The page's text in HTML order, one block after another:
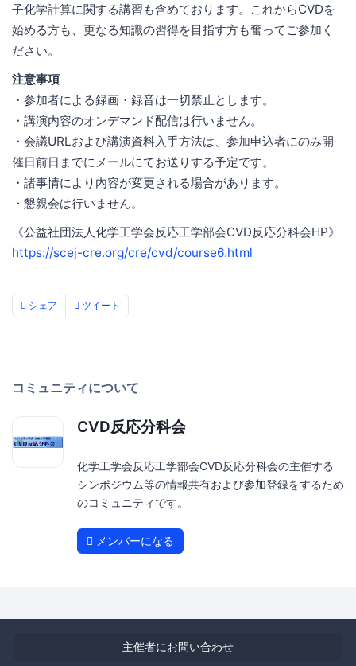
子化学計算に関する講習も含めております。これからCVDを
始める方も、更なる知識の習得を目指す方も奮ってご参加く
ださい。
注意事項
・参加者による録画・録音は一切禁止とします。
・講演内容のオンデマンド配信は行いません。
・会議URLおよび講演資料入手方法は、参加申込者にのみ開
催日前日までにメールにてお送りする予定です。
・諸事情により内容が変更される場合があります。
・懇親会は行いません。
《公益社団法人化学工学会反応工学部会CVD反応分科会HP》
https://scej-cre.org/cre/cvd/course6.html
シェア ツイート
コミュニティについて
CVD反応分科会
化学工学会反応工学部会CVD反応分科会の主催する
シンポジウム等の情報共有および参加登録をするため
のコミュニティです。
メンバーになる
主催者にお問い合わせ